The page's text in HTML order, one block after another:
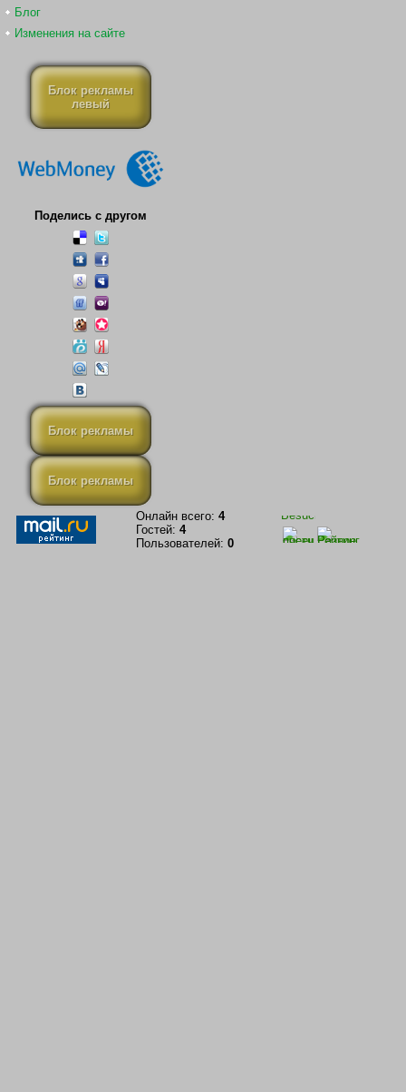
Блог
Изменения на сайте
Блок рекламы
левый
Поделись с другом
Блок рекламы
Блок рекламы
Онлайн всего: 4
Гостей: 4
Пользователей: 0